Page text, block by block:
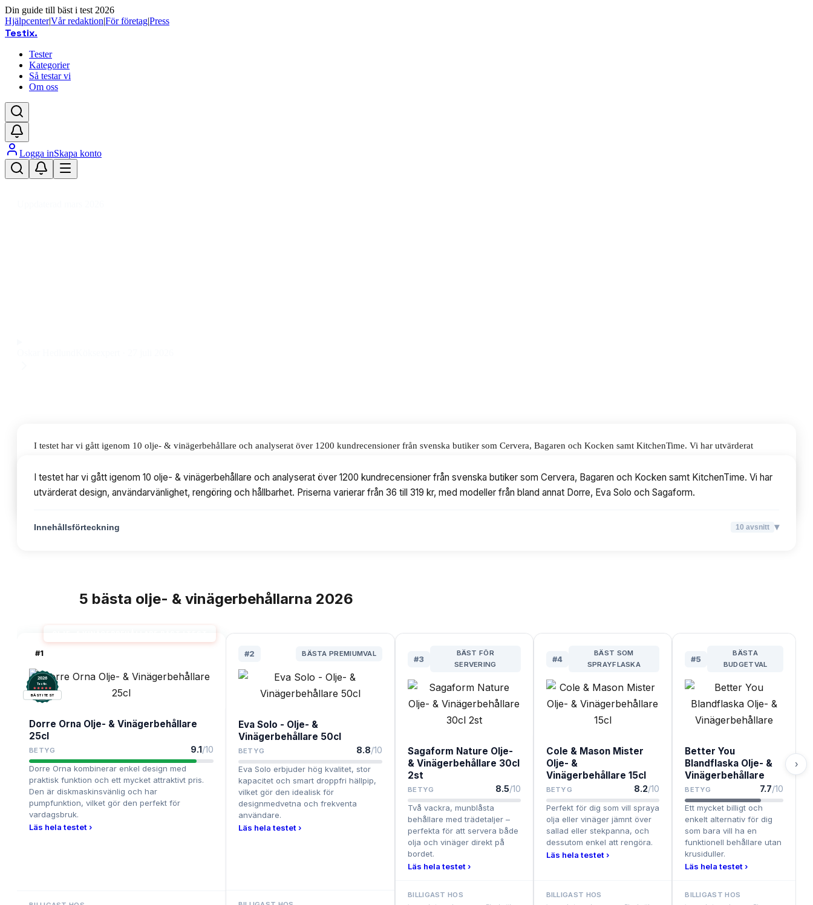
Din guide till bäst i test 2026
Hjälpcenter|Vår redaktion|För företag|Press
Testix.
Tester
Kategorier
Så testar vi
Om oss
Logga inSkapa konto
I testet har vi gått igenom 10 olje- & vinägerbehållare och analyserat över 1200 kundrecensioner från svenska butiker som Cervera, Bagaren och Kocken samt KitchenTime. Vi har utvärderat
Innehållsförteckning
I testet har vi gått igenom 10 olje- & vinägerbehållare och analyserat över 1200 kundrecensioner från svenska butiker som Cervera, Bagaren och Kocken samt KitchenTime. Vi har
utvärderat design, användarvänlighet, rengöring och hållbarhet. Priserna varierar från 36 till 319 kr, med modeller från bland annat Dorre, Eva Solo och Sagaform.
Innehållsförteckning 10 avsnitt ▾
5 bästa olje- & vinägerbehållarna 2026
#1
2026
Testix.
BÄST I TEST
Dorre Orna Olje- & Vinägerbehållare
25cl
BETYG 9.1/10
Dorre Orna kombinerar enkel design med
praktisk funktion och ett mycket attraktivt pris.
Den är diskmaskinsvänlig och har
pumpfunktion, vilket gör den perfekt för
vardagsbruk.
Läs hela testet ›
#2 BÄSTA PREMIUMVAL
Eva Solo - Olje- &
Vinägerbehållare 50cl
BETYG 8.8/10
Eva Solo erbjuder hög kvalitet, stor
kapacitet och smart droppfri hällpip,
vilket gör den idealisk för
designmedvetna och frekventa
användare.
Läs hela testet ›
#3
BÄST FÖR
SERVERING
Sagaform Nature Olje-
& Vinägerbehållare 30cl
2st
BETYG 8.5/10
Två vackra, munblåsta
behållare med trädetaljer –
perfekta för att servera både
olja och vinäger direkt på
bordet.
Läs hela testet ›
BILLIGAST HOS
#4
BÄST SOM
SPRAYFLASKA
Cole & Mason Mister
Olje- &
Vinägerbehållare 15cl
BETYG 8.2/10
Perfekt för dig som vill spraya
olja eller vinäger jämnt över
sallad eller stekpanna, och
dessutom enkel att rengöra.
Läs hela testet ›
BILLIGAST HOS
#5
BÄSTA
BUDGETVAL
Better You
Blandflaska Olje- &
Vinägerbehållare
BETYG 7.7/10
Ett mycket billigt och
enkelt alternativ för dig
som bara vill ha en
funktionell behållare utan
krusiduller.
Läs hela testet ›
BILLIGAST HOS
›